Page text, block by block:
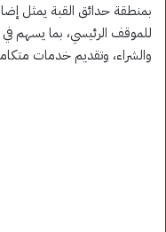
بمنطقة حدائق القبة يمثل
للموقف الرئيسي، بما يسهم في
والشراء، وتقديم خدمات